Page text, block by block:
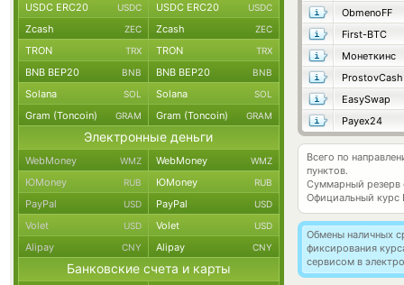
ObmenoFF
First-BTC
Монеткинс
ProstovCash
EasySwap
Payex24
Всего по
пунктов.
Суммарный резерв
Официальный курс
Обмены наличных
фиксирования
сервисом в
USDC ERC20 USDC USDC ERC20 USDC
Zcash ZEC Zcash ZEC
TRON TRX TRON TRX
BNB BEP20 BNB BNB BEP20 BNB
Solana SOL Solana SOL
Gram (Toncoin) GRAM Gram (Toncoin) GRAM
Электронные деньги
WebMoney WMZ WebMoney WMZ
ЮMoney RUB ЮMoney RUB
PayPal USD PayPal USD
Volet USD Volet USD
Alipay CNY Alipay CNY
Банковские счета и карты